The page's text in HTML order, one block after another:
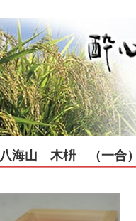
八海山 木枡 （一合